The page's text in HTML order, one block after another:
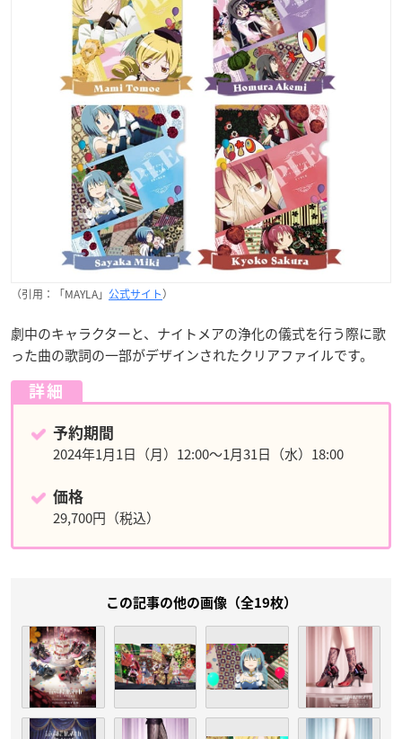
（引用：「MAYLA」 公式サイト）
劇中のキャラクターと、ナイトメアの浄化の儀式を行う際に歌
った曲の歌詞の一部がデザインされたクリアファイルです。
詳細
予約期間
2024年1月1日（月）12:00～1月31日（水）18:00
価格
29,700円（税込）
この記事の他の画像（全19枚）